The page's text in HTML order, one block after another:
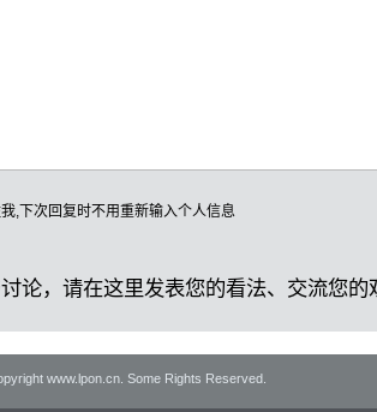
,下次回复时不用重新输入个人信息
论，请在这里发表您的看法、交流您的
www.lpon.cn. Some Rights Reserved.